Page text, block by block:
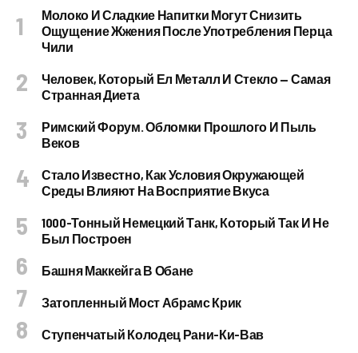
Молоко И Сладкие Напитки Могут Снизить
Ощущение Жжения После Употребления Перца
Чили
Человек, Который Ел Металл И Стекло — Самая
Странная Диета
Римский Форум. Обломки Прошлого И Пыль
Веков
Стало Известно, Как Условия Окружающей
Среды Влияют На Восприятие Вкуса
1000-Тонный Немецкий Танк, Который Так И Не
Был Построен
Башня Маккейга В Обане
Затопленный Мост Абрамс Крик
Ступенчатый Колодец Рани-Ки-Вав